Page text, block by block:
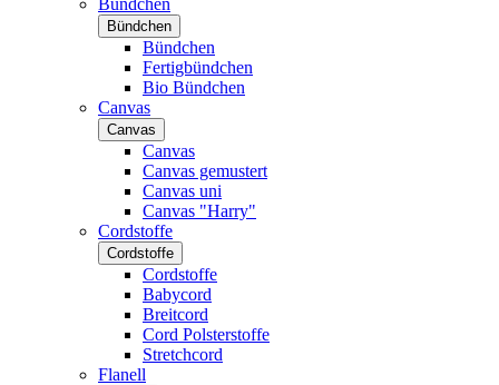
Bündchen
Bündchen
Bündchen
Fertigbündchen
Bio Bündchen
Canvas
Canvas
Canvas
Canvas gemustert
Canvas uni
Canvas "Harry"
Cordstoffe
Cordstoffe
Cordstoffe
Babycord
Breitcord
Cord Polsterstoffe
Stretchcord
Flanell